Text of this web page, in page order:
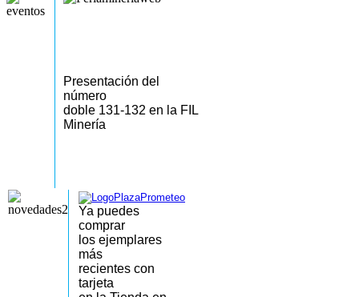
Presentación del
número
doble 131-132 en la FIL
Minería
Ya puedes
comprar
los ejemplares
más
recientes con
tarjeta